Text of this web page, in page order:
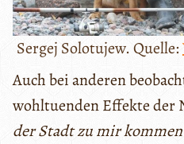
Sergej Solotujew. Quelle:
Auch bei anderen
wohltuenden Effekte der
der Stadt zu mir